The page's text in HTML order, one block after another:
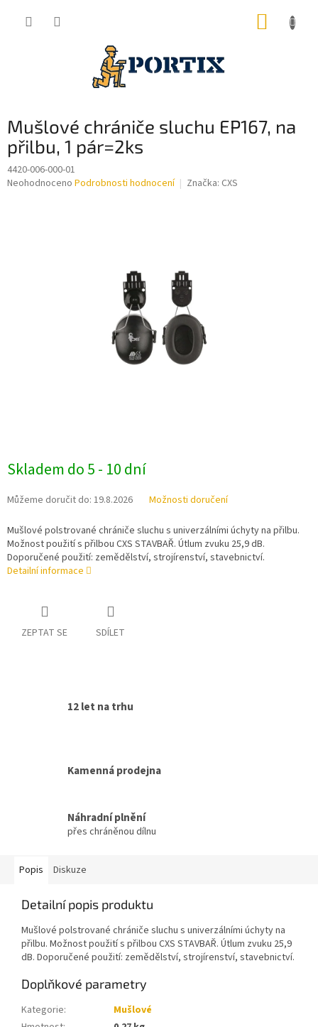
Mušlové chrániče sluchu EP167, na
přilbu, 1 pár=2ks
4420-006-000-01
Průměrné
Neohodnoceno Podrobnosti hodnocení Značka: CXS
Skladem do 5 - 10 dní
Můžeme doručit do: 19.8.2026 Možnosti doručení
Mušlové polstrované chrániče sluchu s univerzálními úchyty na přilbu.
Možnost použití s přilbou CXS STAVBAŘ. Útlum zvuku 25,9 dB.
Doporučené použití: zemědělství, strojírenství, stavebnictví.
Detailní informace
ZEPTAT SE SDÍLET
12 let na trhu
Kamenná prodejna
Náhradní plnění
přes chráněnou dílnu
Popis Diskuze
Detailní popis produktu
Mušlové polstrované chrániče sluchu s univerzálními úchyty na
přilbu. Možnost použití s přilbou CXS STAVBAŘ. Útlum zvuku 25,9
dB. Doporučené použití: zemědělství, strojírenství, stavebnictví.
Doplňkové parametry
Kategorie:
Mušlové